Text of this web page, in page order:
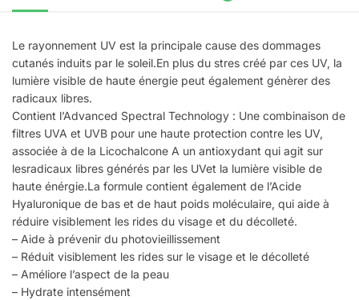
Le rayonnement UV est la principale cause des dommages
cutanés induits par le soleil.En plus du stres créé par ces UV, la
lumière visible de haute énergie peut également génèrer des
radicaux libres.
Contient l’Advanced Spectral Technology : Une combinaison de
filtres UVA et UVB pour une haute protection contre les UV,
associée à de la Licochalcone A un antioxydant qui agit sur
lesradicaux libres générés par les UVet la lumière visible de
haute énérgie.La formule contient également de l’Acide
Hyaluronique de bas et de haut poids moléculaire, qui aide à
réduire visiblement les rides du visage et du décolleté.
– Aide à prévenir du photovieillissement
– Réduit visiblement les rides sur le visage et le décolleté
– Améliore l’aspect de la peau
– Hydrate intensément